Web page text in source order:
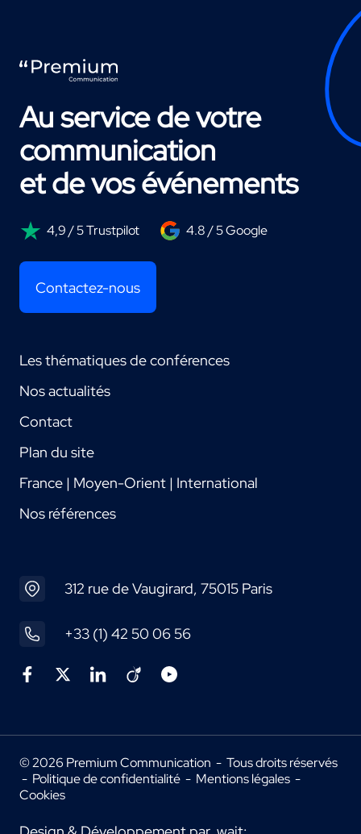
Au service de votre
communication
et de vos événements
4,9 / 5 Trustpilot 4.8 / 5 Google
Contactez-nous
Les thématiques de conférences
Nos actualités
Contact
Plan du site
France | Moyen-Orient | International
Nos références
312 rue de Vaugirard, 75015 Paris
+33 (1) 42 50 06 56
© 2026 Premium Communication - Tous droits réservés
- Politique de confidentialité - Mentions légales -
Cookies